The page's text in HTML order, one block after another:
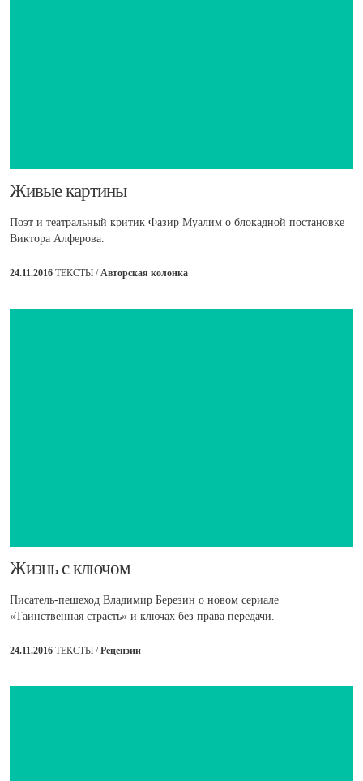
​Живые картины
Поэт и театральный критик Фазир Муалим о блокадной постановке
Виктора Алферова.
24.11.2016 ТЕКСТЫ /Авторская колонка
Жизнь с ключом
Писатель-пешеход Владимир Березин о новом сериале
«Таинственная страсть» и ключах без права передачи.
24.11.2016 ТЕКСТЫ /Рецензии